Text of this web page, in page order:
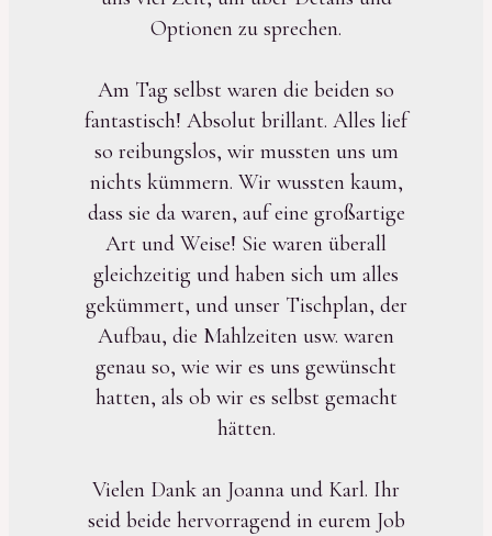
Optionen zu sprechen.
Am Tag selbst waren die beiden so
fantastisch! Absolut brillant. Alles lief
so reibungslos, wir mussten uns um
nichts kümmern. Wir wussten kaum,
dass sie da waren, auf eine großartige
Art und Weise! Sie waren überall
gleichzeitig und haben sich um alles
gekümmert, und unser Tischplan, der
Aufbau, die Mahlzeiten usw. waren
genau so, wie wir es uns gewünscht
hatten, als ob wir es selbst gemacht
hätten.
Vielen Dank an Joanna und Karl. Ihr
seid beide hervorragend in eurem Job